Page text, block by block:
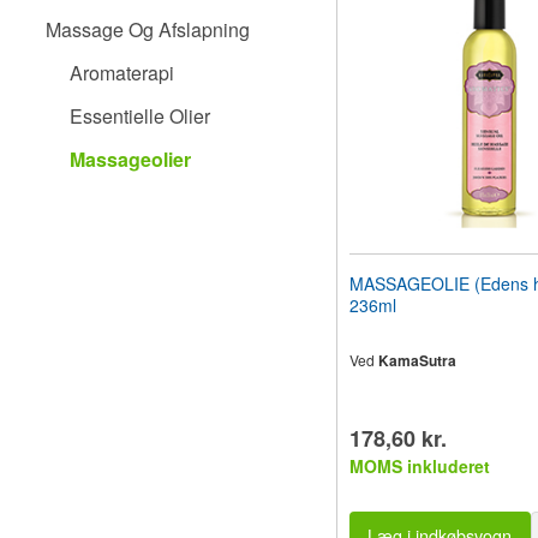
synshandicappede,
skærmlæser;
Massage Og Afslapning
Aromaterapi
Essentielle Olier
Massageolier
MASSAGEOLIE (Edens
236ml
Ved KamaSutra
178,60 kr.
MOMS inkluderet